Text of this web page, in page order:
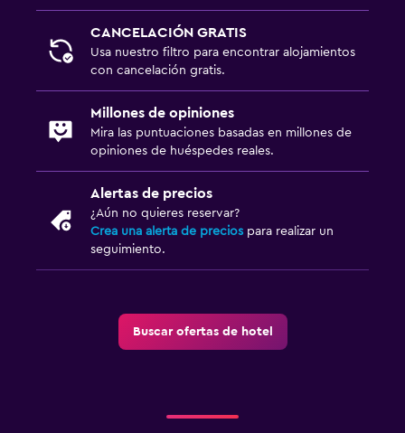
Estacionamiento privado
Terraza/patio
Terraza
Ideal para familias
Cuidado de niños o guardería
Cuna/cama nido disponibles
TV de pantalla plana
CANCELACIÓN GRATIS
Usa nuestro filtro para encontrar alojamientos
con cancelación gratis.
Millones de opiniones
Mira las puntuaciones basadas en millones de
opiniones de huéspedes reales.
Alertas de precios
¿Aún no quieres reservar?
Crea una alerta de precios para realizar un
seguimiento.
Buscar ofertas de hotel